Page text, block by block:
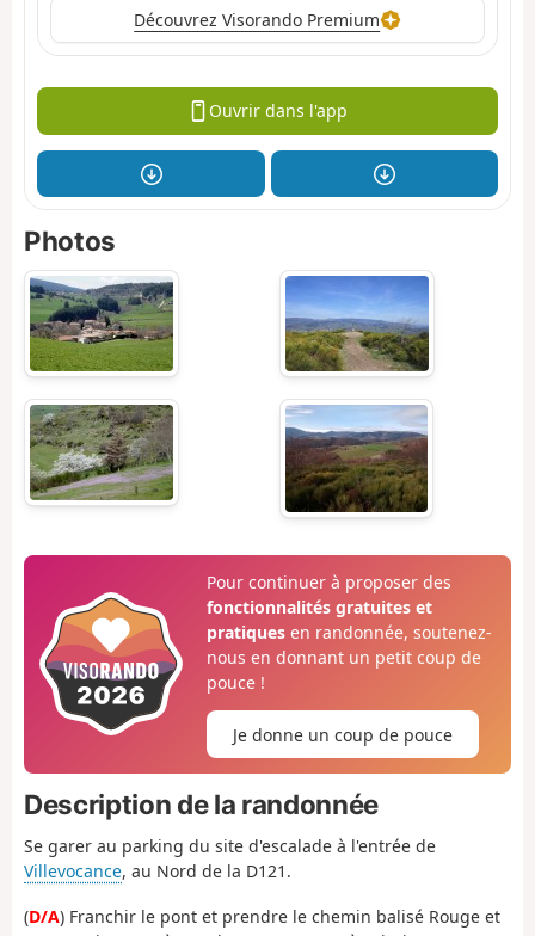
Découvrez Visorando Premium
Ouvrir dans l'app
Photos
Pour continuer à proposer des
fonctionnalités gratuites et
pratiquesen randonnée, soutenez-
nous en donnant un petit coup de
pouce !
Je donne un coup de pouce
Description de la randonnée
Se garer au parking du site d'escalade à l'entrée de
Villevocance, au Nord de la D121.
(D/A) Franchir le pont et prendre le chemin balisé Rouge et